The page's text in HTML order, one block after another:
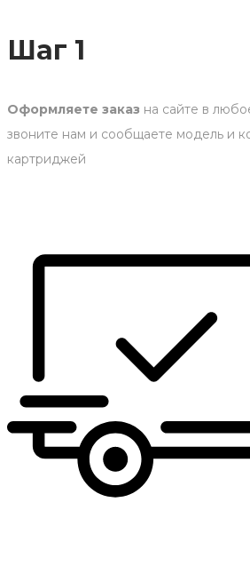
Шаг 1
Оформляете заказ на сайте в
звоните нам и сообщаете модель и
картриджей